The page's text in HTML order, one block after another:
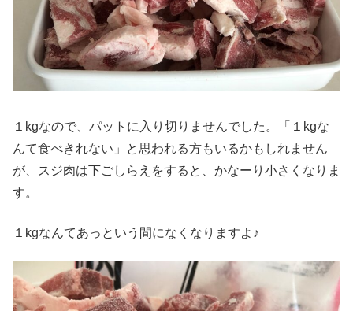
１kgなので、パットに入り切りませんでした。「１kgな
んて食べきれない」と思われる方もいるかもしれません
が、スジ肉は下ごしらえをすると、かなーり小さくなりま
す。
１kgなんてあっという間になくなりますよ♪